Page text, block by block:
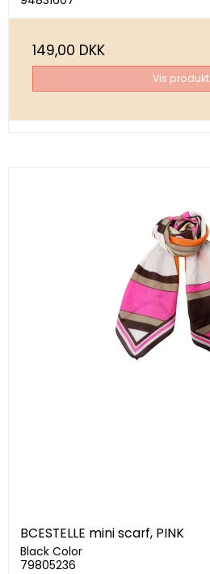
149,00 DKK
Vis produkt
BCESTELLE mini scarf, PINK
Black Color
79805236